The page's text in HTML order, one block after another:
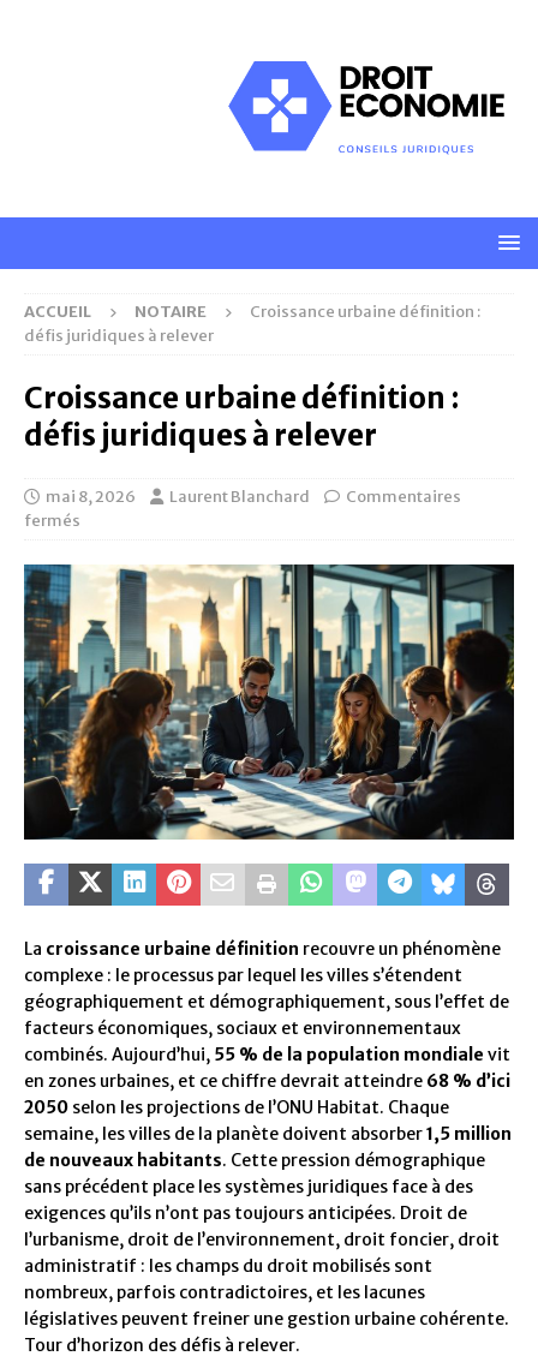
ACCUEIL NOTAIRE
Croissance urbaine définition :
défis juridiques à relever
Croissance urbaine définition :
défis juridiques à relever
mai 8, 2026 Laurent Blanchard
Commentaires
fermés
La croissance urbaine définition recouvre un phénomène
complexe : le processus par lequel les villes s’étendent
géographiquement et démographiquement, sous l’effet de
facteurs économiques, sociaux et environnementaux
combinés. Aujourd’hui, 55 % de la population mondiale vit
en zones urbaines, et ce chiffre devrait atteindre 68 % d’ici
2050 selon les projections de l’ONU Habitat. Chaque
semaine, les villes de la planète doivent absorber1,5 million
de nouveaux habitants. Cette pression démographique
sans précédent place les systèmes juridiques face à des
exigences qu’ils n’ont pas toujours anticipées. Droit de
l’urbanisme, droit de l’environnement, droit foncier, droit
administratif : les champs du droit mobilisés sont
nombreux, parfois contradictoires, et les lacunes
législatives peuvent freiner une gestion urbaine cohérente.
Tour d’horizon des défis à relever.